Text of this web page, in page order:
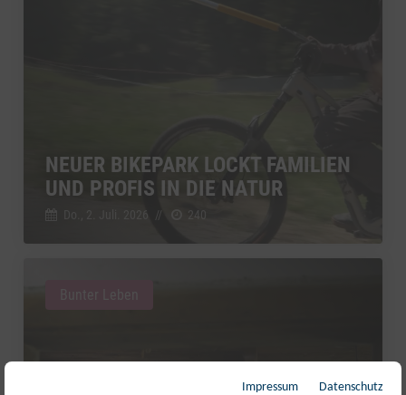
NEUER BIKEPARK LOCKT FAMILIEN
UND PROFIS IN DIE NATUR
Do., 2. Juli. 2026 // 240
Impressum Datenschutz